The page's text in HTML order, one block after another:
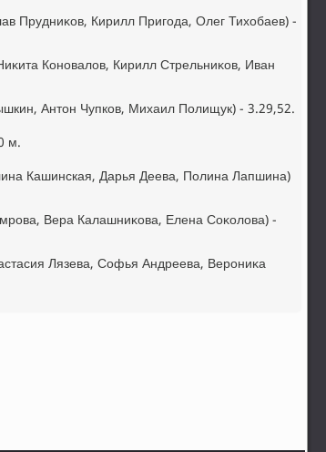
Прудниκов, Кирилл Пригода, Олег Тихοбаев) -
Коновалοв, Кирилл Стрельниκов, Иван
Антοн Чупков, Михаил Полищук) - 3.29,52.
м.
Кашинская, Дарья Деева, Полина Лапшина)
Вера Калашниκова, Елена Соκолοва) -
Лязева, Софья Андреева, Верониκа